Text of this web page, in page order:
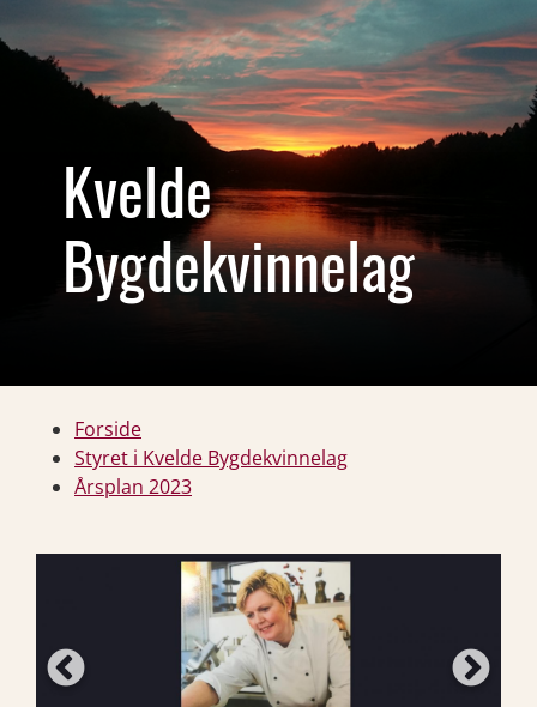
Kvelde
Bygdekvinnelag
Forside
Styret i Kvelde Bygdekvinnelag
Årsplan 2023